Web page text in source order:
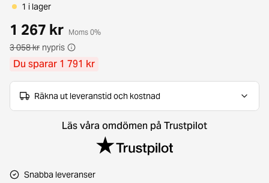
1 i lager
1 267 kr Moms 0%
3 058 kr nypris
Du sparar 1 791 kr
Räkna ut leveranstid och kostnad
Läs våra omdömen på Trustpilot
Snabba leveranser